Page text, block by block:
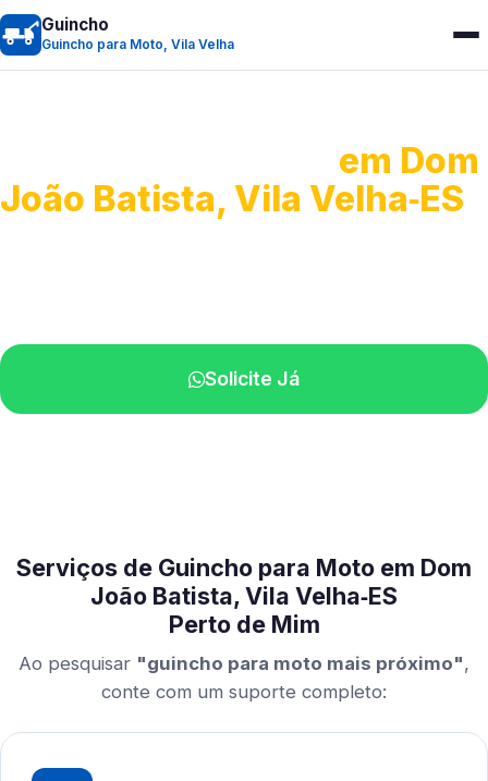
Guincho
Guincho para Moto, Vila Velha
em Dom
João Batista, Vila Velha‑ES
Solicite Já
Serviços de Guincho para Moto em Dom
João Batista, Vila Velha‑ES
Perto de Mim
Ao pesquisar "guincho para moto mais próximo",
conte com um suporte completo: